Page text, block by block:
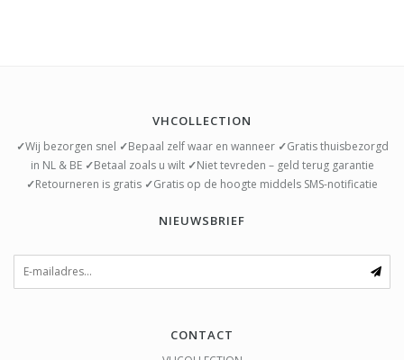
VHCOLLECTION
✓Wij bezorgen snel ✓Bepaal zelf waar en wanneer ✓Gratis thuisbezorgd
in NL & BE ✓Betaal zoals u wilt ✓Niet tevreden – geld terug garantie
✓Retourneren is gratis ✓Gratis op de hoogte middels SMS-notificatie
NIEUWSBRIEF
CONTACT